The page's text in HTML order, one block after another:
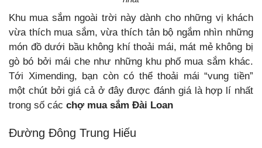
Khu mua sắm ngoài trời này dành cho những vị khách
vừa thích mua sắm, vừa thích tản bộ ngắm nhìn những
món đồ dưới bầu không khí thoải mái, mát mẻ không bị
gò bó bởi mái che như những khu phố mua sắm khác.
Tới Ximending, bạn còn có thể thoải mái “vung tiền”
một chút bởi giá cả ở đây được đánh giá là hợp lí nhất
trong số các chợ mua sắm Đài Loan
Đường Đông Trung Hiếu